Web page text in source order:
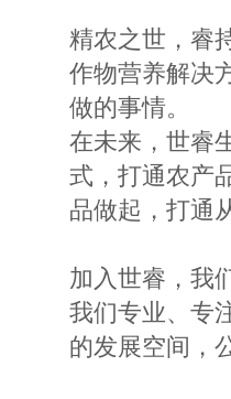
精农之世，睿
作物营养解决
做的事情。
在未来，世睿
式，打通农产
品做起，打通
加入世睿，我
我们专业、专
的发展空间，